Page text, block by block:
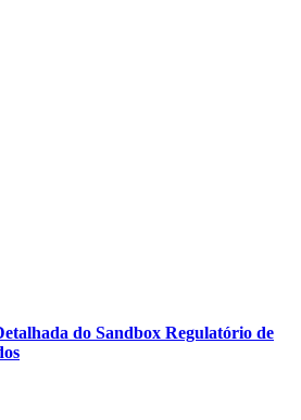
do Sandbox Regulatório de